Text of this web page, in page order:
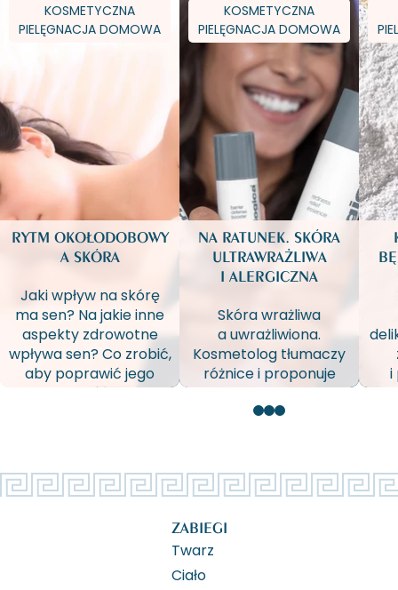
RYTM OKOŁODOBOWY
A SKÓRA
Jaki wpływ na skórę
ma sen? Na jakie inne
aspekty zdrowotne
wpływa sen? Co zrobić,
aby poprawić jego
jakość?
KOSMETYCZNA
PIELĘGNACJA DOMOWA
NA RATUNEK. SKÓRA
ULTRAWRAŻLIWA
I ALERGICZNA
Skóra wrażliwa
a uwrażliwiona.
Kosmetolog tłumaczy
różnice i proponuje
pielęgnację i zmiany
w codziennym
skórze.
KOSMETYCZNA
PIELĘGNACJA DOMOWA
i
ZABIEGI
Twarz
Ciało